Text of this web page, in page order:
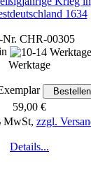
1634
Nr. CHR-00305
Werktage
59,00 €
MwSt, zzgl.
Details...